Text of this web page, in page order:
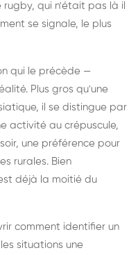
qui n'était pas là il
se signale, le plus
qui le précède —
Plus gros qu'une
il se distingue par
activité au crépuscule,
une préférence pour
rurales. Bien
déjà la moitié du
comment identifier un
situations une